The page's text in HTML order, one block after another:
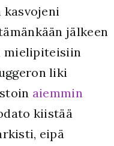
jälkeen
mielipiteisiin
liki
aiemmin
kiistää
eipä